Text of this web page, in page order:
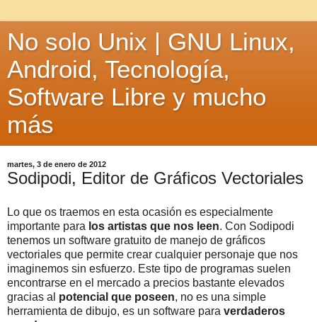
No solo Unix | GNU Linux,
Android, Tecnología,
Software Libre y mucho
más
martes, 3 de enero de 2012
Sodipodi, Editor de Gráficos Vectoriales
Lo que os traemos en esta ocasión es especialmente
importante para los artistas que nos leen. Con Sodipodi
tenemos un software gratuito de manejo de gráficos
vectoriales que permite crear cualquier personaje que nos
imaginemos sin esfuerzo. Este tipo de programas suelen
encontrarse en el mercado a precios bastante elevados
gracias al potencial que poseen, no es una simple
herramienta de dibujo, es un software para verdaderos